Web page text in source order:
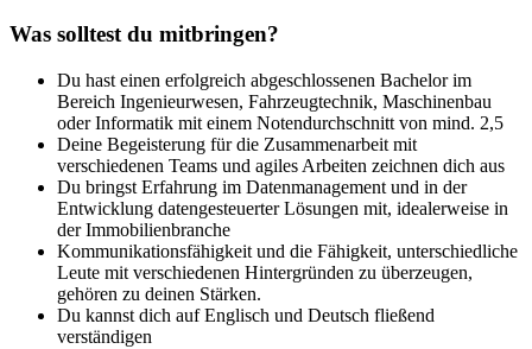
Was solltest du mitbringen?
Du hast einen erfolgreich abgeschlossenen Bachelor im
Bereich Ingenieurwesen, Fahrzeugtechnik, Maschinenbau
oder Informatik mit einem Notendurchschnitt von mind. 2,5
Deine Begeisterung für die Zusammenarbeit mit
verschiedenen Teams und agiles Arbeiten zeichnen dich aus
Du bringst Erfahrung im Datenmanagement und in der
Entwicklung datengesteuerter Lösungen mit, idealerweise in
der Immobilienbranche
Kommunikationsfähigkeit und die Fähigkeit, unterschiedliche
Leute mit verschiedenen Hintergründen zu überzeugen,
gehören zu deinen Stärken.
Du kannst dich auf Englisch und Deutsch fließend
verständigen